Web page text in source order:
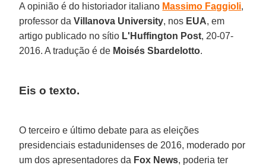
A opinião é do historiador italiano Massimo Faggioli,
professor daVillanova University, nos EUA, em
artigo publicado no sítio L'Huffington Post, 20-07-
2016. A tradução é de Moisés Sbardelotto.
Eis o texto.
O terceiro e último debate para as eleições
presidenciais estadunidenses de 2016, moderado por
um dos apresentadores da Fox News, poderia ter